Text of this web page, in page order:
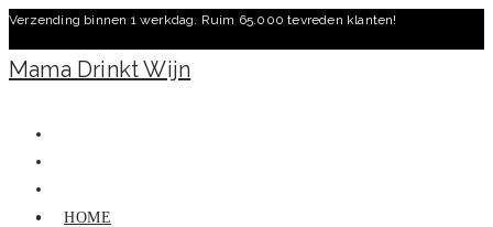
Ga
naar
inhoud
Verzending binnen 1 werkdag. Ruim 65.000 tevreden klanten!
Mama Drinkt Wijn
HOME